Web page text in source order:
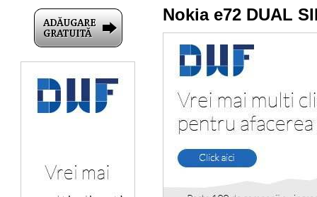
Nokia e72 DUAL